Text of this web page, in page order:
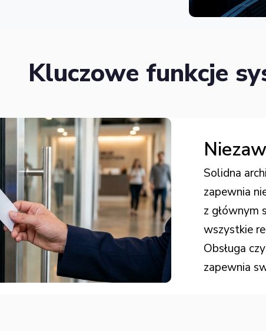
Kluczowe funkcje
Solidna
zapewnia
z głównym
wszystkie
Obsługa
zapewnia